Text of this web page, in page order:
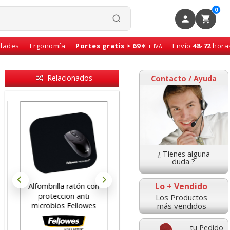
0
Ergonomía Portes gratis > 69€ + IVA Envío 48-72
Contacto / Ayuda
¿ Tienes alguna
duda ?
Lo + Vendido
Los Productos
más vendidos
tu Pedido
Relacionados
Alfombrilla ratón con
proteccion anti
microbios Fellowes
Alfombrilla ecológicas
para raton optico Spa